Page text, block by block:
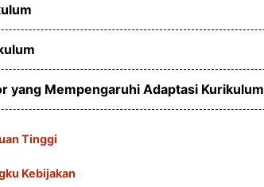
yang Mempengaruhi Adaptasi Kurikulum
Tinggi
Kebijakan